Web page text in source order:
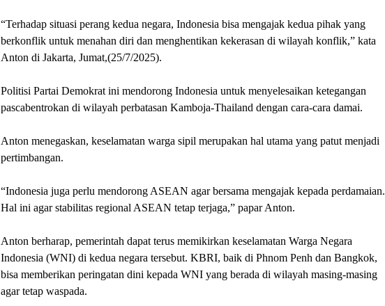
“Terhadap situasi perang kedua negara, Indonesia bisa mengajak kedua pihak yang
berkonflik untuk menahan diri dan menghentikan kekerasan di wilayah konflik,” kata
Anton di Jakarta, Jumat,(25/7/2025).
Politisi Partai Demokrat ini mendorong Indonesia untuk menyelesaikan ketegangan
pascabentrokan di wilayah perbatasan Kamboja-Thailand dengan cara-cara damai.
Anton menegaskan, keselamatan warga sipil merupakan hal utama yang patut menjadi
pertimbangan.
“Indonesia juga perlu mendorong ASEAN agar bersama mengajak kepada perdamaian.
Hal ini agar stabilitas regional ASEAN tetap terjaga,” papar Anton.
Anton berharap, pemerintah dapat terus memikirkan keselamatan Warga Negara
Indonesia (WNI) di kedua negara tersebut. KBRI, baik di Phnom Penh dan Bangkok,
bisa memberikan peringatan dini kepada WNI yang berada di wilayah masing-masing
agar tetap waspada.